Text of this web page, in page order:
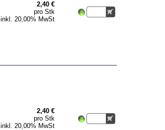
2,40 €
pro Stk
inkl. 20,00% MwSt
2,40 €
pro Stk
inkl. 20,00% MwSt